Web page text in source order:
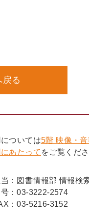
戻る
ついては5階 映像・
あたって をご覧くださ
： 図書情報部 情報検
：03-3222-2574
：03-5216-3152